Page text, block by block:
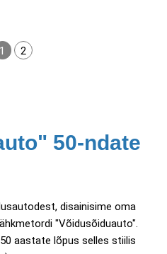
1 2
50-ndate
disainisime oma
"Võidusõiduauto".
aastate lõpus selles stiilis